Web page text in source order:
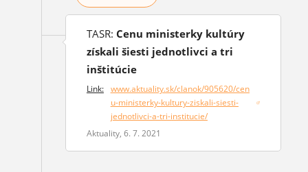
TASR: Cenu ministerky kultúry
získali šiesti jednotlivci a tri
inštitúcie
Link: www.aktuality.sk/clanok/905620/cen
u-ministerky-kultury-ziskali-siesti-
jednotlivci-a-tri-institucie/
(otvorí sa v novom okne)
Aktuality, 6. 7. 2021